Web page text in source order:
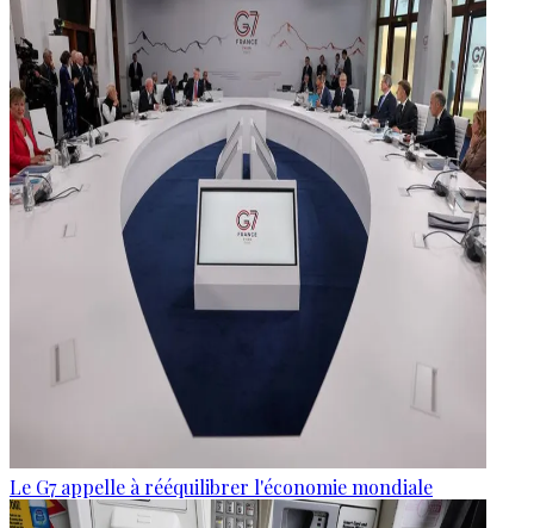
Le G7 appelle à rééquilibrer l'économie mondiale